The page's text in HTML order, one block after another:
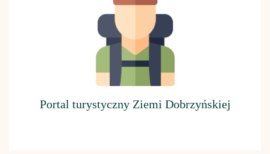
Portal turystyczny Ziemi Dobrzyńskiej